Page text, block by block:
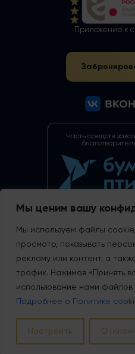
Мы ценим вашу
Мы используем файлы
просмотр, показывать
рекламу или контент, а
трафик. Нажимая «Принять
использование нами файлов
Подробнее о Политике
Настроить
Приложение к
Часть средств
ОГРН
ООО
Политика в отношении
Политика о
Правила